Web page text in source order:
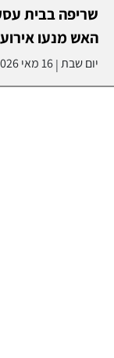
שריפה בבית
האש מנעו
יום שבת|16 מאי 2026